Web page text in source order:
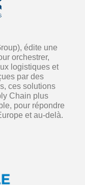
édite une
orchestrer,
logistiques et
par des
ces solutions
Chain plus
pour répondre
et au-delà.